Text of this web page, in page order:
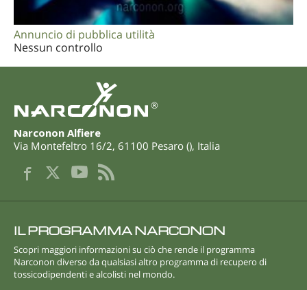
Annuncio di pubblica utilità
Nessun controllo
®
Narconon Alfiere
Via Montefeltro 16/2, 61100 Pesaro (), Italia
IL PROGRAMMA NARCONON
Scopri maggiori informazioni su ciò che rende il programma
Narconon diverso da qualsiasi altro programma di recupero di
tossicodipendenti e alcolisti nel mondo.